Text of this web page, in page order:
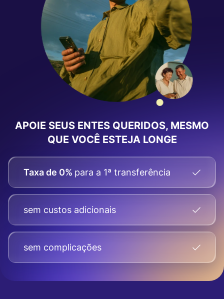
APOIE SEUS ENTES QUERIDOS, MESMO
QUE VOCÊ ESTEJA LONGE
Taxa de 0% para a 1ª transferência
sem custos adicionais
sem complicações